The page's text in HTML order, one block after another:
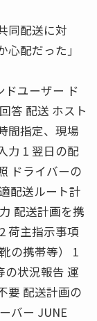
同配送に対
配だった」
ユーザー ド
答 配送 ホスト
間指定、現場
力 1 翌日の配
ドライバーの
配送ルート計
配送計画を携
荷主指示事項
の携帯等） 1
の状況報告 運
要 配送計画の
バー JUNE